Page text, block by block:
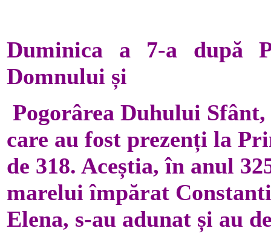
Duminica a 7-a după
Domnului și
Pogorârea Duhului
care au fost prezenți la
de 318. Aceștia, în anul
marelui împărat
Elena, s-au adunat și au